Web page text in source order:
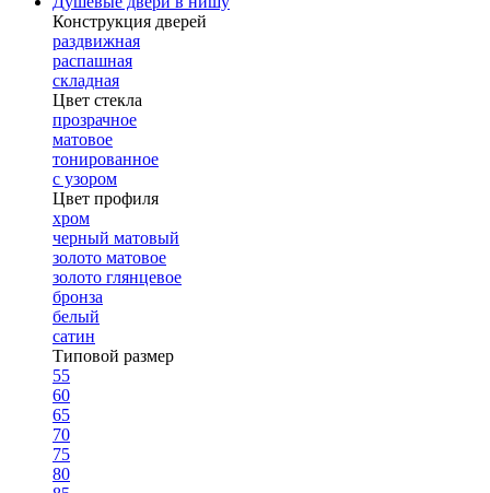
Конструкция дверей
раздвижная
распашная
складная
Цвет стекла
прозрачное
матовое
тонированное
с узором
Цвет профиля
хром
черный матовый
золото матовое
золото глянцевое
бронза
белый
сатин
Типовой размер
55
60
65
70
75
80